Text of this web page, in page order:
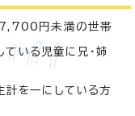
円未満の世帯
いる児童に兄・姉
計を一にしている方